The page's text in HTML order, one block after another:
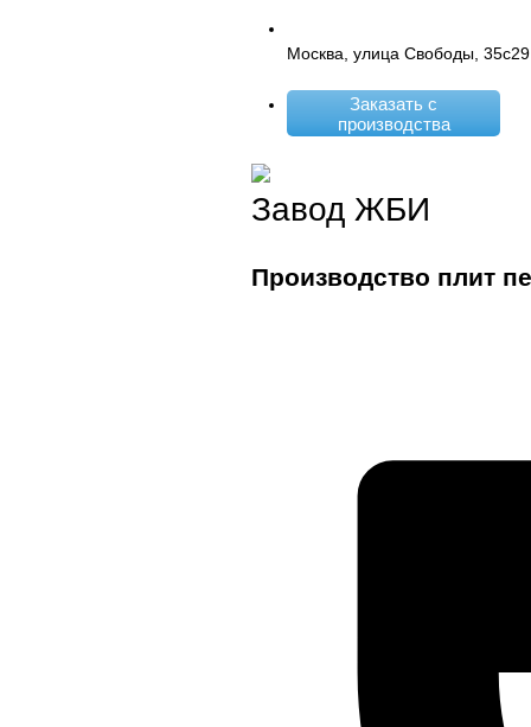
Москва, улица Свободы, 35с29
Заказать с
производства
Завод ЖБИ
Производство плит